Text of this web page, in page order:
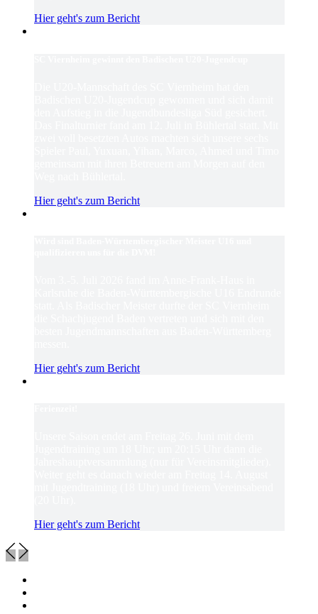
Hier geht's zum Bericht
Hier geht's zum Bericht
Hier geht's zum Bericht
Hier geht's zum Bericht